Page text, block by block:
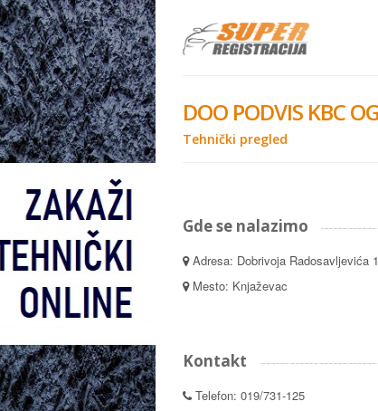
DOO PODVIS KBC
Tehnički pregled
Gde se nalazimo
Adresa: Dobrivoja Radosavljevića
Mesto: Knjaževac
Kontakt
Telefon: 019/731-125